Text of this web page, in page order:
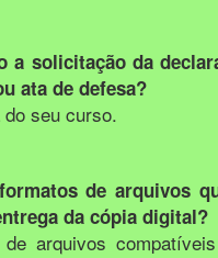
a solicitação da
ata de defesa?
seu curso.
de arquivos
da cópia digital?
arquivos